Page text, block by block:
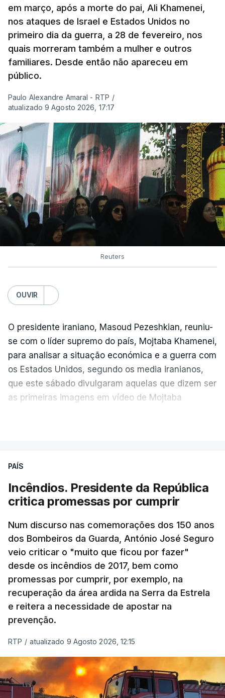
em março, após a morte do pai, Ali Khamenei,
nos ataques de Israel e Estados Unidos no
primeiro dia da guerra, a 28 de fevereiro, nos
quais morreram também a mulher e outros
familiares. Desde então não apareceu em
público.
Paulo Alexandre Amaral - RTP /
atualizado 9 Agosto 2026, 17:17
Reuters
OUVIR
O presidente iraniano, Masoud Pezeshkian, reuniu-
se com o líder supremo do país, Mojtaba Khamenei,
para analisar a situação económica e a guerra com
os Estados Unidos, segundo os media iranianos,
que este sábado divulgaram aquelas que dizem ser
as primeiras imagens em vídeo de Mojtaba
Mehr na rede social Telegram, como aquilo que
israelita, que nos últimos tempos vem dando conta
de que o líder supremo iraniano estará em estado
crítico na sequência do bombardeamento que no
último dia de fevereiro passado matou o pai, o
ayatollah Ali Khamenei, e outros membros da
família.
As imagens mostram Mojtaba Khamenei no que
será uma aula religiosa, mas sem qualquer
indicação adicional.
Ao mesmo tempo é também divulgada a realização
Pezeshkian e o ayatollah Khamenei que,
assinalando o início do terceiro ano de Pezeshkian
à frente do governo, teve na agenda o conflito
PAÍS
Incêndios. Presidente da República
critica promessas por cumprir
Num discurso nas comemorações dos 150 anos
dos Bombeiros da Guarda, António José Seguro
veio criticar o "muito que ficou por fazer"
desde os incêndios de 2017, bem como
promessas por cumprir, por exemplo, na
recuperação da área ardida na Serra da Estrela
e reitera a necessidade de apostar na
prevenção.
RTP / atualizado 9 Agosto 2026, 12:15